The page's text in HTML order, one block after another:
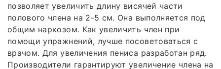
позволяет увеличить длину висячей части
полового члена на 2-5 см. Она выполняется под
общим наркозом. Как увеличить член при
помощи упражнений, лучше посоветоваться с
врачом. Для увеличения пениса разработан ряд.
Производители гарантируют увеличение члена на